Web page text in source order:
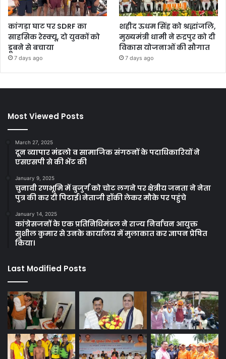
कांगड़ा घाट पर SDRF का
साहसिक रेस्क्यू, दो युवकों को
डूबने से बचाया
7 days ago
शहीद ऊधम सिंह को श्रद्धांजलि,
मुख्यमंत्री धामी ने रुद्रपुर को दी
विकास योजनाओं की सौगात
7 days ago
Most Viewed Posts
March 27, 2025
दून व्यापार मंडलो व सामाजिक संगठनों के पदाधिकारियों ने
एसएसपी से की भेंट की
January 9, 2025
चुनावी रणभूमि में बुजुर्ग को चोट लगने पर क्षेत्रीय जनता ने नेता
पुत्र की कर दी पिटाई। नेताजी हॉकी लेकर मौके पर पहुंचे
January 14, 2025
कांग्रेसजनों के एक प्रतिनिधिमंडल ने राज्य निर्वाचन आयुक्त
सुशील कुमार से उनके कार्यालय में मुलाकात कर ज्ञापन प्रेषित
किया।
Last Modified Posts